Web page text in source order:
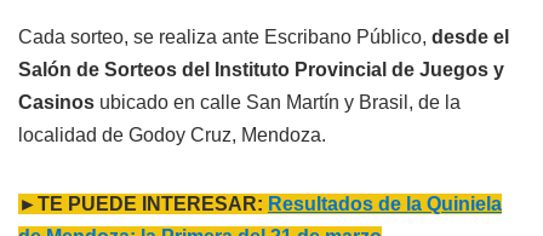
Cada sorteo, se realiza ante Escribano Público, desde el
Salón de Sorteos del Instituto Provincial de Juegos y
Casinos ubicado en calle San Martín y Brasil, de la
localidad de Godoy Cruz, Mendoza.
►TE PUEDE INTERESAR: Resultados de la Quiniela